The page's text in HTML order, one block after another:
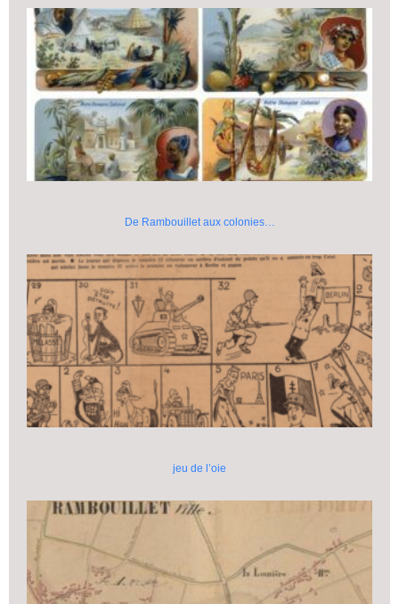
De Rambouillet aux colonies…
jeu de l’oie